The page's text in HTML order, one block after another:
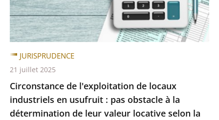
Circonstance de l'exploitation de locaux
industriels en usufruit : pas obstacle à la
détermination de leur valeur locative selon la
JURISPRUDENCE
21 juillet 2025